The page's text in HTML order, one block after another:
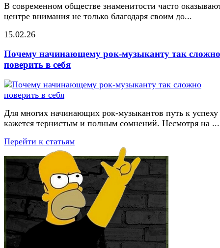
В современном обществе знаменитости часто
центре внимания не только благодаря своим до...
15.02.26
Почему начинающему рок-музыканту так сложно
поверить в себя
Для многих начинающих рок-музыкантов путь к успеху
кажется тернистым и полным сомнений. Несмотря на ...
Перейти к статьям